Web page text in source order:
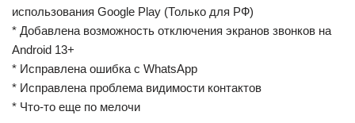
использования Google Play (Только для РФ)
* Добавлена возможность отключения экранов звонков на
Android 13+
* Исправлена ошибка с WhatsApp
* Исправлена проблема видимости контактов
* Что-то еще по мелочи